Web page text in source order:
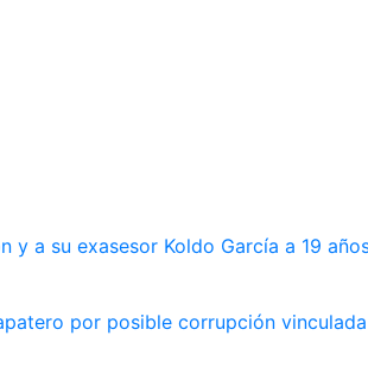
y a su exasesor Koldo García a 19
por posible corrupción